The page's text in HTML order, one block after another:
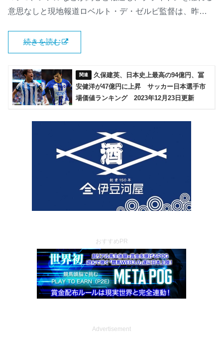
意思なしと現地報道ロベルト・デ・ゼルビ監督は、昨…
続きを読む
久保建英、日本史上最高の94億円、冨
安健洋が47億円に上昇 サッカー日本選手市
場価値ランキング 2023年12月23日更新
おすすめPR
Advertisement